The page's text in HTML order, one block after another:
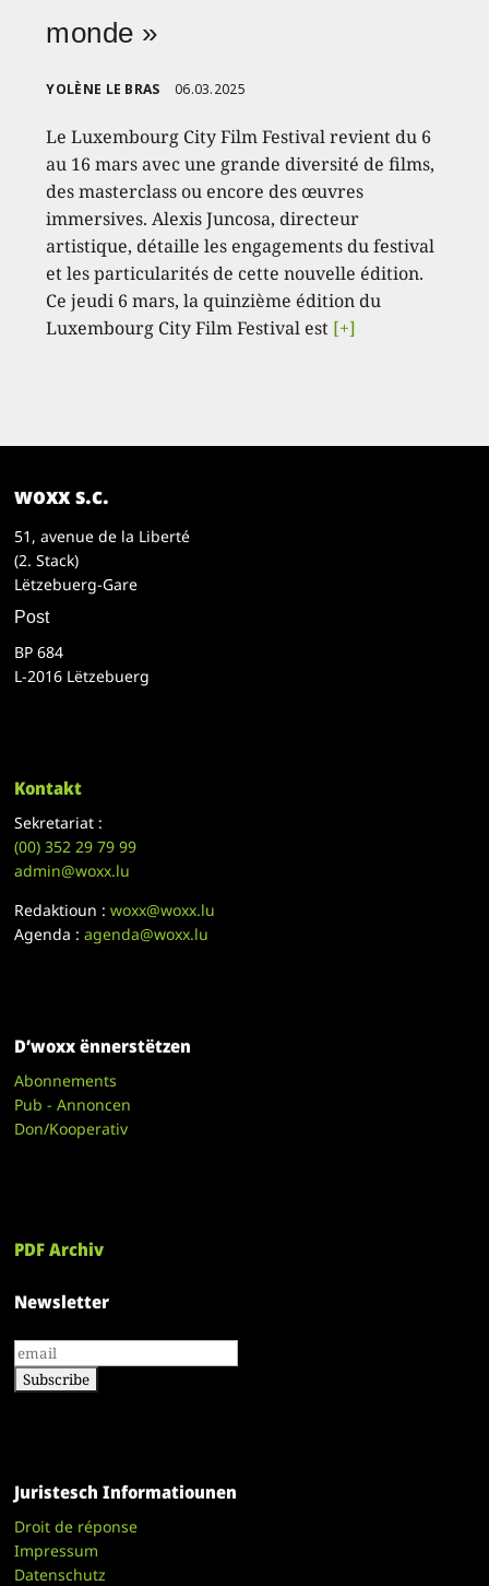
monde »
YOLÈNE LE BRAS 06.03.2025
Le Luxembourg City Film Festival revient du 6
au 16 mars avec une grande diversité de films,
des masterclass ou encore des œuvres
immersives. Alexis Juncosa, directeur
artistique, détaille les engagements du festival
et les particularités de cette nouvelle édition.
Ce jeudi 6 mars, la quinzième édition du
Luxembourg City Film Festival est [+]
woxx s.c.
51, avenue de la Liberté
(2. Stack)
Lëtzebuerg-Gare
Post
BP 684
L-2016 Lëtzebuerg
Kontakt
Sekretariat :
(00)352 29 79 99
admin@woxx.lu
Redaktioun :woxx@woxx.lu
Agenda :agenda@woxx.lu
D’woxx ënnerstëtzen
Abonnements
Pub - Annoncen
Don/Kooperativ
PDF Archiv
Newsletter
Juristesch Informatiounen
Droit de réponse
Impressum
Datenschutz